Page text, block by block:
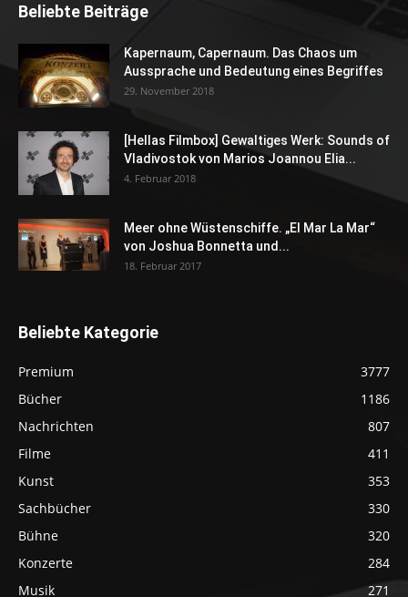
Beliebte Beiträge
Kapernaum, Capernaum. Das Chaos um
Aussprache und Bedeutung eines Begriffes
29. November 2018
[Hellas Filmbox] Gewaltiges Werk: Sounds of
Vladivostok von Marios Joannou Elia...
4. Februar 2018
Meer ohne Wüstenschiffe. „El Mar La Mar“
von Joshua Bonnetta und...
18. Februar 2017
Beliebte Kategorie
Premium
3777
Bücher
1186
Nachrichten
807
Filme
411
Kunst
353
Sachbücher
330
Bühne
320
Konzerte
284
Musik
271